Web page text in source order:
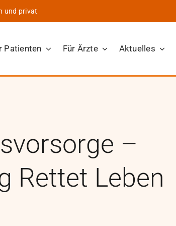
und privat
Patienten Für Ärzte Aktuelles
–
Rettet Leben